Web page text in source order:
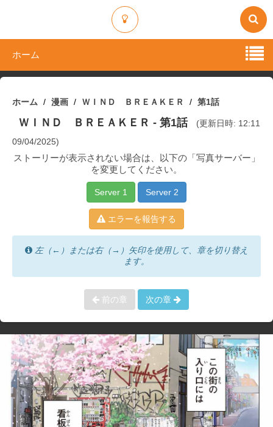
ホーム
ホーム 漫画 ＷＩＮＤ ＢＲＥＡＫＥＲ 第1話
ＷＩＮＤ ＢＲＥＡＫＥＲ - 第1話
(更新日時: 12:11
09/04/2025)
ストーリーが表示されない場合は、以下の「写真サーバー」
を変更してください。
Server 1 Server 2
エラーを報告する
左（←）または右（→）矢印を使用して、章を切り替え
ます。
前の章 次の章